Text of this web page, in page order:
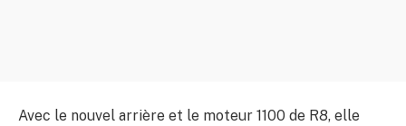
Avec le nouvel arrière et le moteur 1100 de R8, elle